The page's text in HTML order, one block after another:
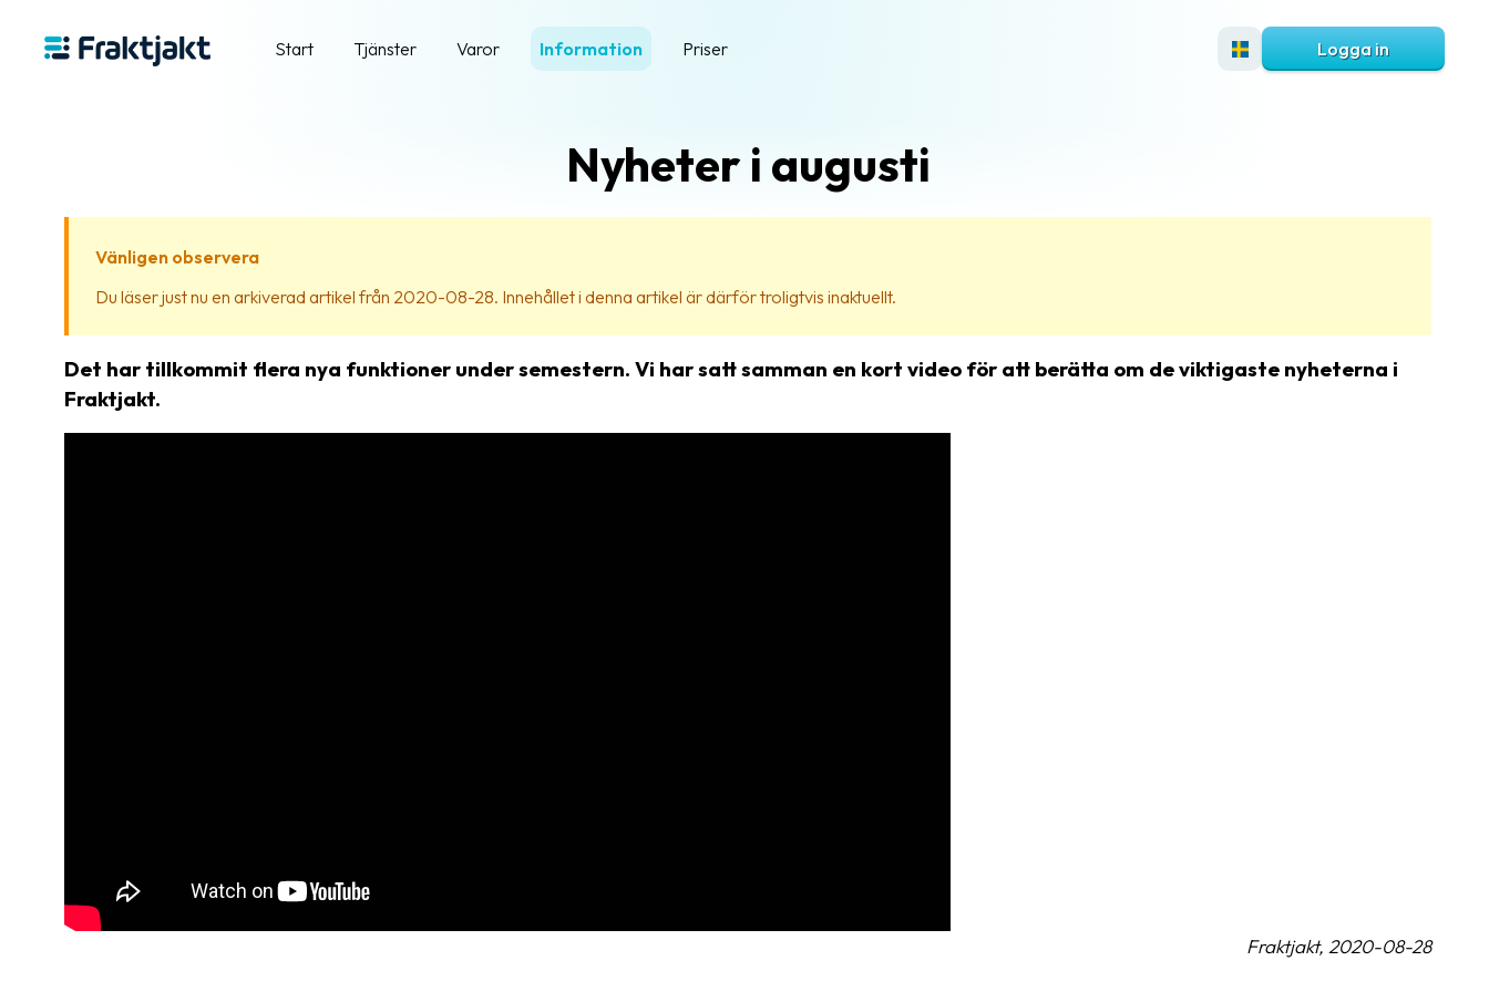
Start Tjänster Varor Information Priser Logga in
Nyheter i augusti
Vänligen observera
Du läser just nu en arkiverad artikel från 2020-08-28. Innehållet i denna artikel är därför troligtvis inaktuellt.
Det har tillkommit flera nya funktioner under semestern. Vi har satt samman en kort video för att berätta om de viktigaste nyheterna i
Fraktjakt.
Fraktjakt, 2020-08-28